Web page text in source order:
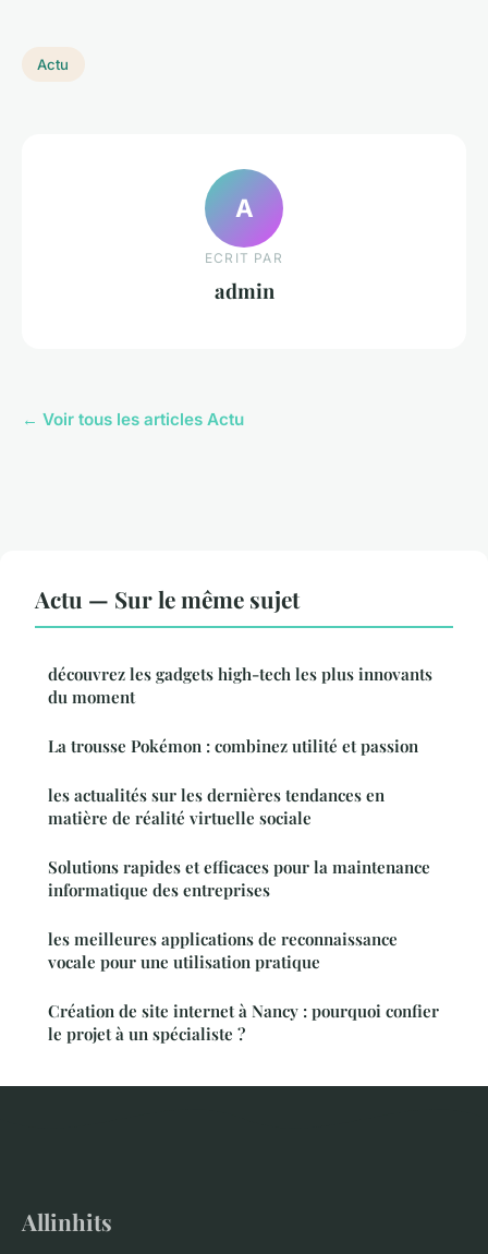
Actu
A
ECRIT PAR
admin
← Voir tous les articles Actu
Actu — Sur le même sujet
découvrez les gadgets high-tech les plus innovants
du moment
La trousse Pokémon : combinez utilité et passion
les actualités sur les dernières tendances en
matière de réalité virtuelle sociale
Solutions rapides et efficaces pour la maintenance
informatique des entreprises
les meilleures applications de reconnaissance
vocale pour une utilisation pratique
Création de site internet à Nancy : pourquoi confier
le projet à un spécialiste ?
Allinhits